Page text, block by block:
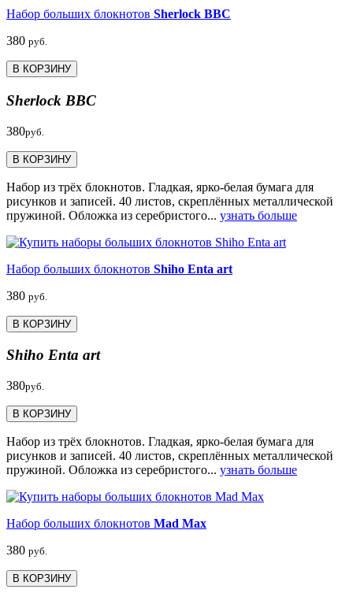
Набор больших блокнотов Sherlock BBC
380 руб.
В КОРЗИНУ
Sherlock BBC
380руб.
В КОРЗИНУ
Набор из трёх блокнотов. Гладкая, ярко-белая бумага для
рисунков и записей. 40 листов, скреплённых металлической
пружиной. Обложка из серебристого... узнать больше
Набор больших блокнотов Shiho Enta art
380 руб.
В КОРЗИНУ
Shiho Enta art
380руб.
В КОРЗИНУ
Набор из трёх блокнотов. Гладкая, ярко-белая бумага для
рисунков и записей. 40 листов, скреплённых металлической
пружиной. Обложка из серебристого... узнать больше
Набор больших блокнотов Mad Max
380 руб.
В КОРЗИНУ